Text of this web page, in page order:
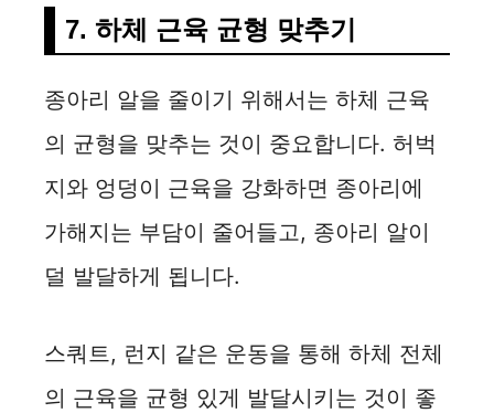
7. 하체 근육 균형 맞추기
종아리 알을 줄이기 위해서는 하체 근육
의 균형을 맞추는 것이 중요합니다. 허벅
지와 엉덩이 근육을 강화하면 종아리에
가해지는 부담이 줄어들고, 종아리 알이
덜 발달하게 됩니다.
스쿼트, 런지 같은 운동을 통해 하체 전체
의 근육을 균형 있게 발달시키는 것이 좋